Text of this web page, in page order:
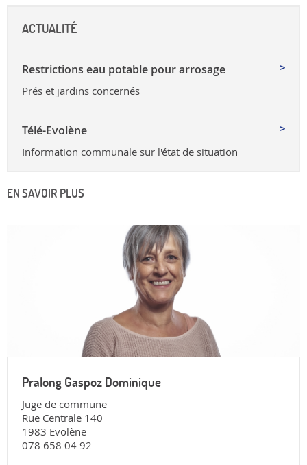
ACTUALITÉ
Restrictions eau potable pour arrosage
Prés et jardins concernés
Télé-Evolène
Information communale sur l'état de situation
EN SAVOIR PLUS
Pralong Gaspoz Dominique
Juge de commune
Rue Centrale 140
1983 Evolène
078 658 04 92